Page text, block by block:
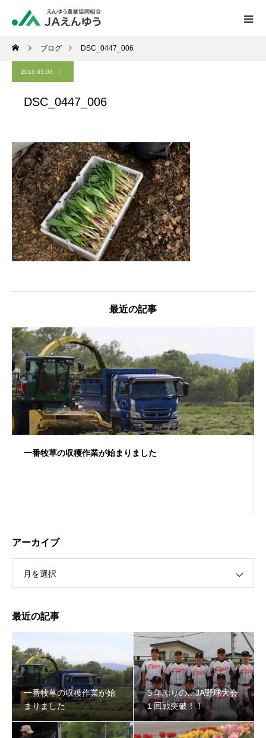
ブログ DSC_0447_006
2016.03.03
DSC_0447_006
最近の記事
一番牧草の収穫作業が始まりました
３年ぶりの…JA野球大会１回戦突破！！
アーカイブ
月を選択
最近の記事
一番牧草の収穫作業が始
まりました
３年ぶりの…JA野球大会
１回戦突破！！